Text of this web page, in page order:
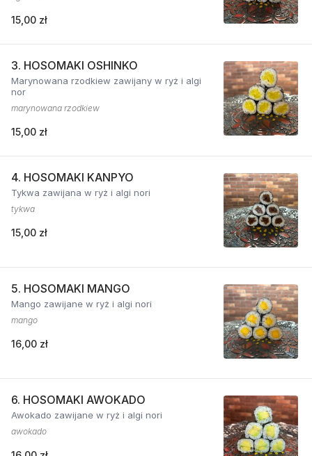
15,00 zł
3. HOSOMAKI OSHINKO
Marynowana rzodkiew zawijany w ryż i algi
nor
marynowana rzodkiew
15,00 zł
4. HOSOMAKI KANPYO
Tykwa zawijana w ryż i algi nori
tykwa
15,00 zł
5. HOSOMAKI MANGO
Mango zawijane w ryż i algi nori
mango
16,00 zł
6. HOSOMAKI AWOKADO
Awokado zawijane w ryż i algi nori
awokado